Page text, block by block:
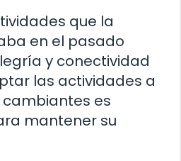
que la
en el pasado
y conectividad
las actividades a
es
mantener su